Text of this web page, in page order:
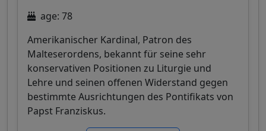
age: 78
Amerikanischer Kardinal, Patron des
Malteserordens, bekannt für seine sehr
konservativen Positionen zu Liturgie und
Lehre und seinen offenen Widerstand gegen
bestimmte Ausrichtungen des Pontifikats von
Papst Franziskus.